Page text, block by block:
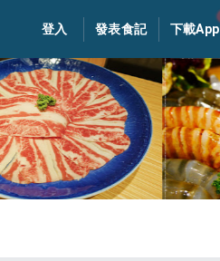
登入 發表食記 下載App